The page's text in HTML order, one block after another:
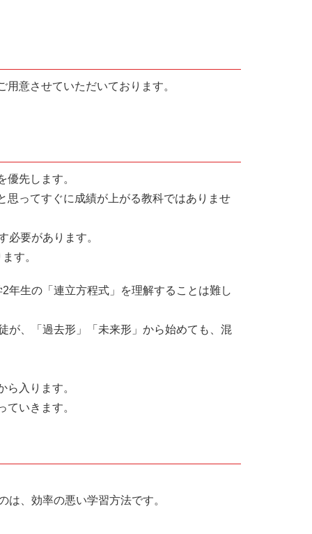
意させていただいております。
先します。
思ってすぐに成績が上がる教科ではありませ
必要があります。
す。
年生の「連立方程式」を理解することは難し
が、「過去形」「未来形」から始めても、混
入ります。
いきます。
、効率の悪い学習方法です。